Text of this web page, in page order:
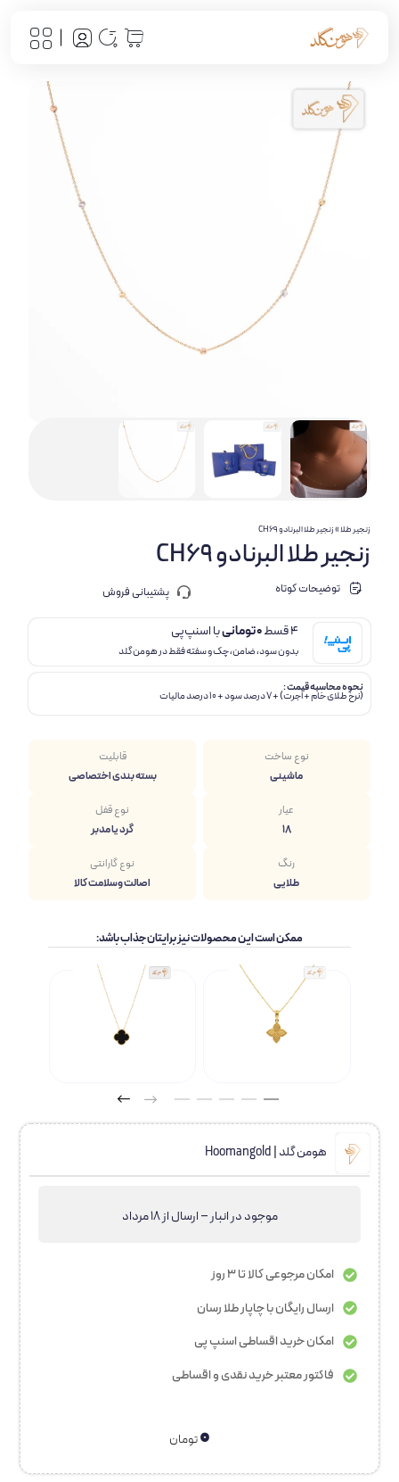
زنجیر طلا»زنجیر طلا البرنادو CH69
زنجیر طلا البرنادو CH69
توضیحات کوتاه پشتیبانی فروش
4 قسط 0تومانیبا اسنپ‌پی
بدون سود، ضامن، چک و سفته فقط در هومن گلد
نحوه محاسبه قیمت :
(نرخ طلای خام + اجرت) + 7 درصد سود + 10 درصد مالیات
نوع ساخت
ماشینی
قابلیت
بسته بندی اختصاصی
عیار
18
نوع قفل
گرد یا مدبر
رنگ
طلایی
نوع گارانتی
اصالت وسلامت کالا
ممکن است این محصولات نیز برایتان جذاب باشد:
هومن گلد | Hoomangold
موجود در انبار – ارسال از 18 مرداد
امکان مرجوعی کالا تا 3 روز
ارسال رایگان با چاپار طلا رسان
امکان خرید اقساطی اسنپ پی
فاکتور معتبر خرید نقدی و اقساطی
۰تومان